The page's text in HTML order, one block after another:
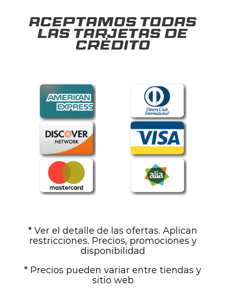
Aceptamos todas
las tarjetas de
crédito
* Ver el detalle de las ofertas. Aplican
restricciones. Precios, promociones y
disponibilidad
* Precios pueden variar entre tiendas y
sitio web